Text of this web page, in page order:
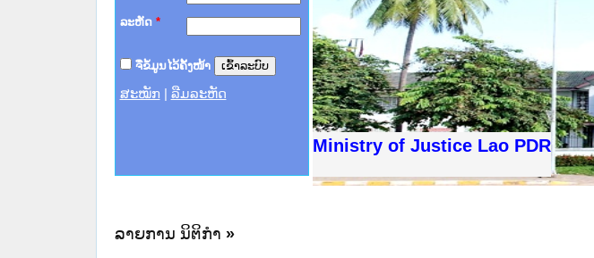
ລະຫັດ *
ຈື່ຂໍ້ມູນໄວ້ຄັ້ງໜ້າ
ສະໝັກ ລືມລະຫັດ
Ministry of Justice Lao PDR
ານສະພາປະຊາຊົນ ພາກເໜືອ
ທາງລັດຖະການ
ສຳລັບ ພາກກາງ
ສຳລັບ ພາກໃຕ້
ວິທະຍາຄານຕຳຫຼວດປະຊາຊົນ
ວິທະຍາຄານສັນຕິບານປະຊາຊົນ
ຂັ້ນແຂວງພາກເໜືອ
ານສະພາປະຊາຊົນ ພາກກາງ
ລາຍການ ນິຕິກໍາ »